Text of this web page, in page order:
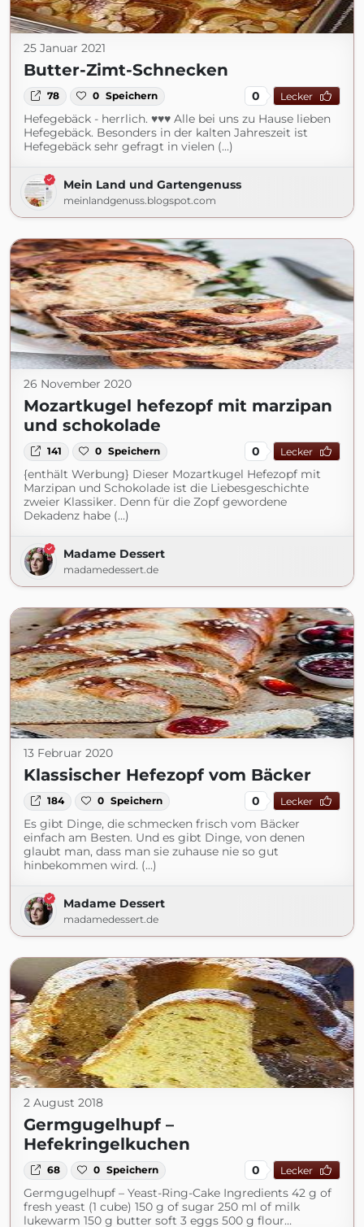
25 Januar 2021
Butter-Zimt-Schnecken
78 0 Speichern 0 Lecker
Hefegebäck - herrlich. ♥♥♥ Alle bei uns zu Hause lieben
Hefegebäck. Besonders in der kalten Jahreszeit ist
Hefegebäck sehr gefragt in vielen (...)
Mein Land und Gartengenuss
meinlandgenuss.blogspot.com
26 November 2020
Mozartkugel hefezopf mit marzipan
und schokolade
141 0 Speichern 0 Lecker
{enthält Werbung} Dieser Mozartkugel Hefezopf mit
Marzipan und Schokolade ist die Liebesgeschichte
zweier Klassiker. Denn für die Zopf gewordene
Dekadenz habe (...)
Madame Dessert
madamedessert.de
13 Februar 2020
Klassischer Hefezopf vom Bäcker
184 0 Speichern 0 Lecker
Es gibt Dinge, die schmecken frisch vom Bäcker
einfach am Besten. Und es gibt Dinge, von denen
glaubt man, dass man sie zuhause nie so gut
hinbekommen wird. (...)
Madame Dessert
madamedessert.de
2 August 2018
Germgugelhupf –
Hefekringelkuchen
68 0 Speichern 0 Lecker
Germgugelhupf – Yeast-Ring-Cake Ingredients 42 g of
fresh yeast (1 cube) 150 g of sugar 250 ml of milk
lukewarm 150 g butter soft 3 eggs 500 g flour…